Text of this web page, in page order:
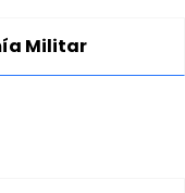
Militar